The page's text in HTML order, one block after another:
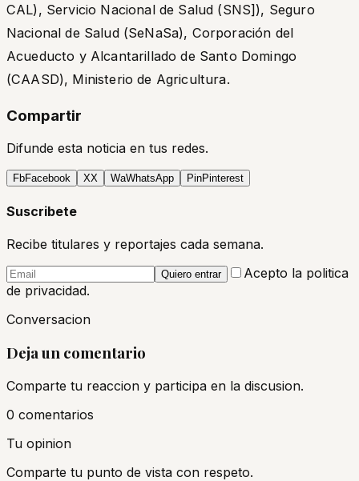
CAL), Servicio Nacional de Salud (SNS]), Seguro
Nacional de Salud (SeNaSa), Corporación del
Acueducto y Alcantarillado de Santo Domingo
(CAASD), Ministerio de Agricultura.
Compartir
Difunde esta noticia en tus redes.
FbFacebook XX WaWhatsApp PinPinterest
Suscribete
Recibe titulares y reportajes cada semana.
Quiero entrar
Acepto la politica
de privacidad.
Conversacion
Deja un comentario
Comparte tu reaccion y participa en la discusion.
0 comentarios
Tu opinion
Comparte tu punto de vista con respeto.